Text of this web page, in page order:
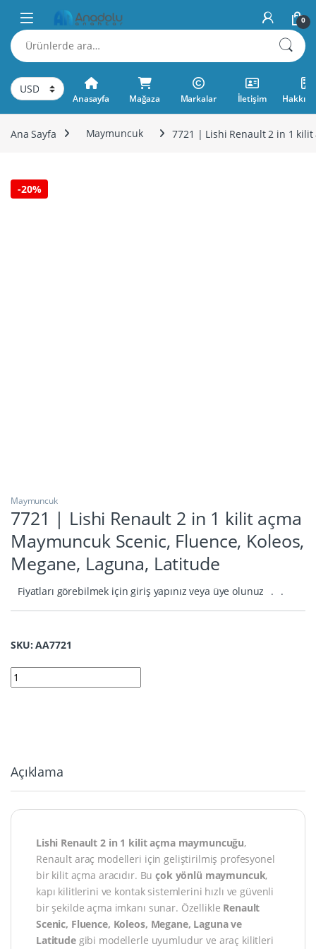
Skip to navigation
Skip to content
0
Ara:
Anasayfa Mağaza Markalar İletişim
Ana Sayfa Maymuncuk 7721 | Lishi Renault 2 in 1 kilit
-20%
Maymuncuk
7721 | Lishi Renault 2 in 1 kilit açma
Maymuncuk Scenic, Fluence, Koleos,
Megane, Laguna, Latitude
Fiyatları görebilmek için giriş yapınız veya üye olunuz . .
SKU: AA7721
7721 | Lishi Renault 2 in 1 kilit açma Maymuncuk Scenic,
Açıklama
Lishi Renault 2 in 1 kilit açma maymuncuğu,
Renault araç modelleri için geliştirilmiş profesyonel
bir kilit açma aracıdır. Buçok yönlü maymuncuk,
kapı kilitlerini ve kontak sistemlerini hızlı ve güvenli
bir şekilde açma imkanı sunar. Özellikle Renault
Scenic, Fluence, Koleos, Megane, Laguna ve
Latitudegibi modellerle uyumludur ve araç kilitleri